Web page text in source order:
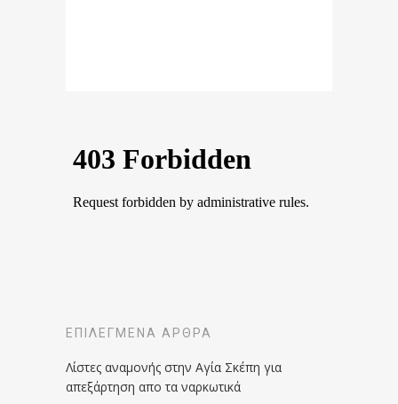
ΕΠΙΛΕΓΜΈΝΑ ΆΡΘΡΑ
Λίστες αναμονής στην Αγία Σκέπη για
απεξάρτηση απο τα ναρκωτικά